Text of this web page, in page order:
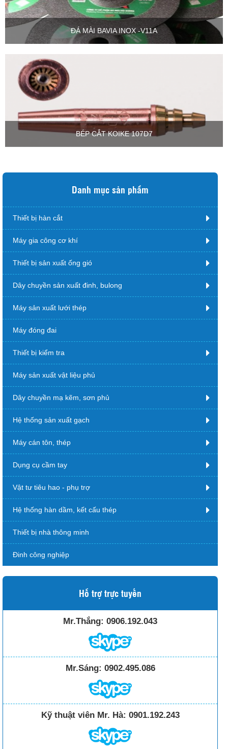
ĐÁ MÀI BAVIA INOX -V11A
BÉP CẮT KOIKE 107D7
Danh mục sản phẩm
Thiết bị hàn cắt
Máy gia công cơ khí
Thiết bị sản xuất ống gió
Dây chuyền sản xuất đinh, bulong
Máy sản xuất lưới thép
Máy đóng đai
Thiết bị kiểm tra
Máy sản xuất vật liệu phủ
Dây chuyền mạ kẽm, sơn phủ
Hệ thống sản xuất gạch
Máy cán tôn, thép
Dụng cụ cầm tay
Vật tư tiêu hao - phụ trợ
Hệ thống hàn dầm, kết cấu thép
Thiết bị nhà thông minh
Đinh công nghiệp
Hỗ trợ trực tuyến
Mr.Thắng: 0906.192.043
Mr.Sáng: 0902.495.086
Kỹ thuật viên Mr. Hà: 0901.192.243